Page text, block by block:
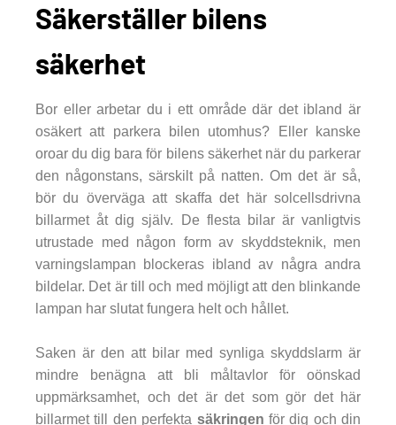
Säkerställer bilens
säkerhet
Bor eller arbetar du i ett område där det ibland är
osäkert att parkera bilen utomhus? Eller kanske
oroar du dig bara för bilens säkerhet när du parkerar
den någonstans, särskilt på natten. Om det är så,
bör du överväga att skaffa det här solcellsdrivna
billarmet åt dig själv. De flesta bilar är vanligtvis
utrustade med någon form av skyddsteknik, men
varningslampan blockeras ibland av några andra
bildelar. Det är till och med möjligt att den blinkande
lampan har slutat fungera helt och hållet.
Saken är den att bilar med synliga skyddslarm är
mindre benägna att bli måltavlor för oönskad
uppmärksamhet, och det är det som gör det här
billarmet till den perfekta säkringen för dig och din